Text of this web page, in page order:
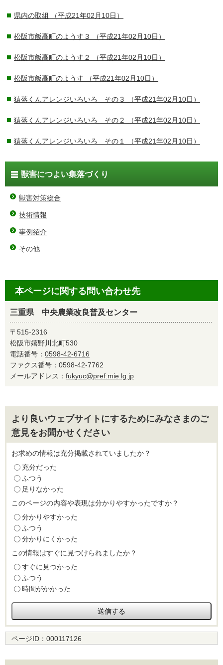
県内の取組 （平成21年02月10日）
松阪市飯高町のようす３ （平成21年02月10日）
松阪市飯高町のようす２ （平成21年02月10日）
松阪市飯高町のようす （平成21年02月10日）
猿落くんアレンジいろいろ その３ （平成21年02月10日）
猿落くんアレンジいろいろ その２ （平成21年02月10日）
猿落くんアレンジいろいろ その１ （平成21年02月10日）
獣害につよい集落づくり
獣害対策総合
技術情報
事例紹介
その他
本ページに関する問い合わせ先
三重県 中央農業改良普及センター
〒515-2316
松阪市嬉野川北町530
電話番号： 0598-42-6716
ファクス番号：0598-42-7762
メールアドレス： fukyuc@pref.mie.lg.jp
より良いウェブサイトにするためにみなさまのご
意見をお聞かせください
お求めの情報は充分掲載されていましたか？
充分だった
ふつう
足りなかった
このページの内容や表現は分かりやすかったですか？
分かりやすかった
ふつう
分かりにくかった
この情報はすぐに見つけられましたか？
すぐに見つかった
ふつう
時間がかかった
ページID： 000117126